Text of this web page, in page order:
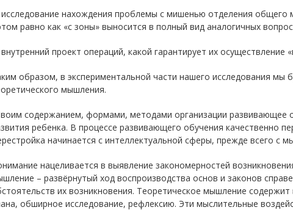
исследование нахождения проблемы с мишенью отделения общего
равно как «с зоны» выносится в полный вид аналогичных
проект операций, какой гарантирует их осуществление
образом, в экспериментальной части нашего исследования мы
мышления.
содержанием, формами, методами организации развивающее
ребенка. В процессе развивающего обучения качественно
начинается с интеллектуальной сферы, прежде всего с
нацеливается в выявление закономерностей
– развёрнутый ход воспроизводства основ и законов
их возникновения. Теоретическое мышление
обширное исследование, рефлексию. Эти мыслительные